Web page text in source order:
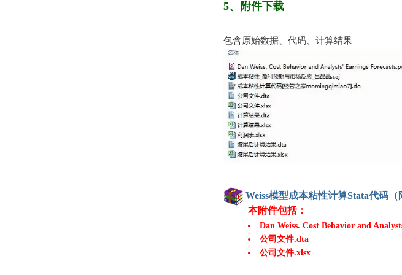
5、附件下载
包含原始数据、代码、计算结果
Weiss模型成本粘性计算Stata代码
本附件包括：
Dan Weiss. Cost Behavior and
公司文件.dta
公司文件.xlsx